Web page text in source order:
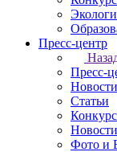
Пресс-центр
Пресс-
Статьи
Фото и